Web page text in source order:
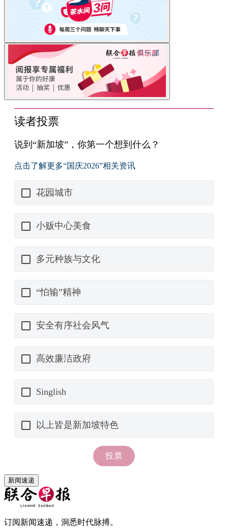
新闻速递
订阅新闻速递，洞悉时代脉搏。